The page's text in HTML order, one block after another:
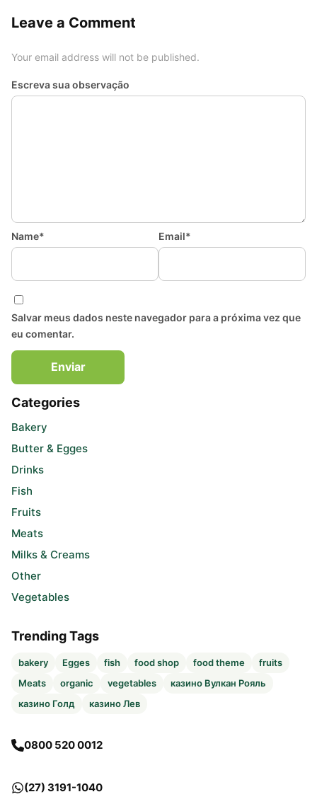
Leave a Comment
Your email address will not be published.
Escreva sua observação
Name* Email*
Salvar meus dados neste navegador para a próxima vez que
eu comentar.
Enviar
Categories
Bakery
Butter & Egges
Drinks
Fish
Fruits
Meats
Milks & Creams
Other
Vegetables
Trending Tags
bakery Egges fish food shop food theme
fruits
Meats
organic vegetables
казино Вулкан Рояль
казино Голд
казино Лев
0800 520 0012
(27) 3191-1040